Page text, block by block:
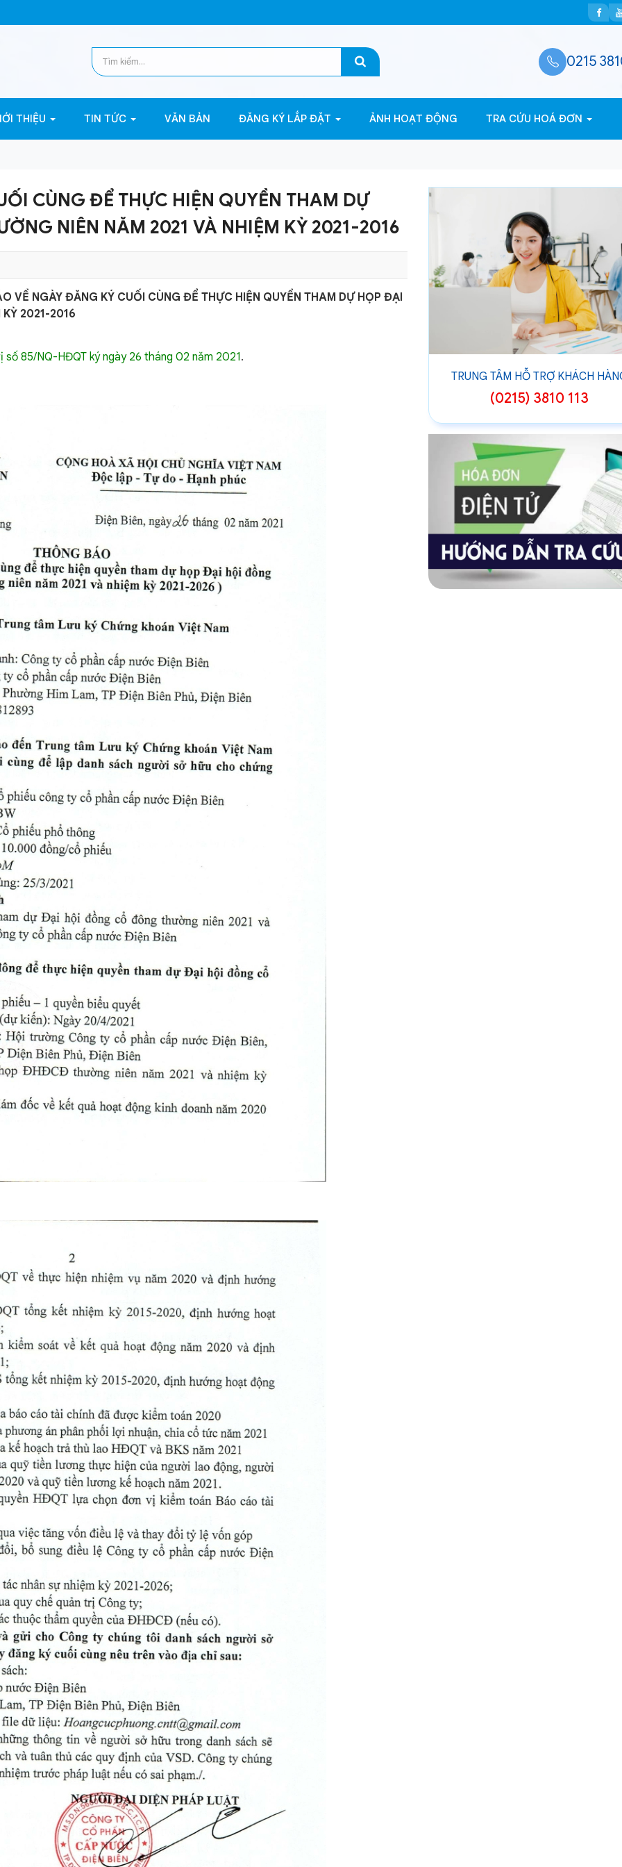
0215
THIỆU TIN TỨC VĂN BẢN ĐĂNG KÝ LẮP ĐẶT ẢNH HOẠT ĐỘNG TRA CỨU HOÁ ĐƠN
CÙNG ĐỂ THỰC HIỆN QUYỀN THAM DỰ
NIÊN NĂM 2021 VÀ NHIỆM KỲ 2021-2016
VỀ NGÀY ĐĂNG KÝ CUỐI CÙNG ĐỂ THỰC HIỆN QUYỀN THAM DỰ HỌP ĐẠI
KỲ 2021-2016
85/NQ-HĐQT ký ngày 26 tháng 02 năm 2021.
TRUNG TÂM HỖ TRỢ KHÁCH
(0215) 3810 113